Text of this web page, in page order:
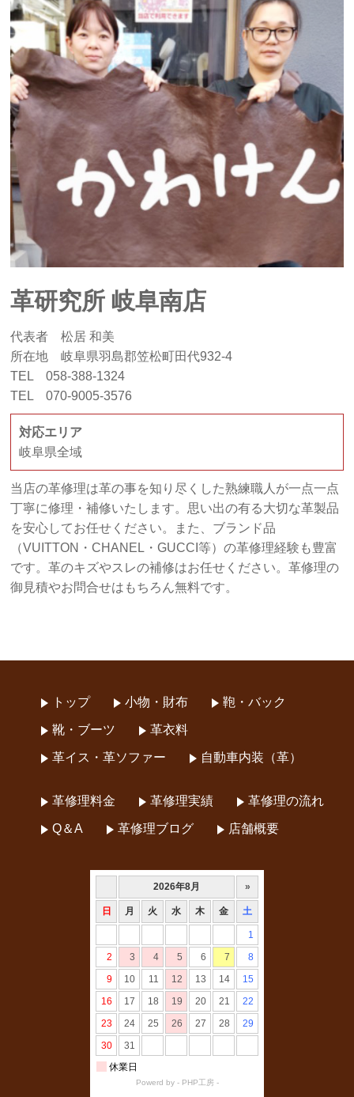
革研究所 岐阜南店
代表者 松居 和美
所在地 岐阜県羽島郡笠松町田代932-4
TEL 058-388-1324
TEL 070-9005-3576
対応エリア
岐阜県全域
当店の革修理は革の事を知り尽くした熟練職人が一点一点
丁寧に修理・補修いたします。思い出の有る大切な革製品
を安心してお任せください。また、ブランド品
（VUITTON・CHANEL・GUCCI等）の革修理経験も豊富
です。革のキズやスレの補修はお任せください。革修理の
御見積やお問合せはもちろん無料です。
トップ 小物・財布 鞄・バック
靴・ブーツ 革衣料
革イス・革ソファー 自動車内装（革）
革修理料金 革修理実績 革修理の流れ
Q＆A 革修理ブログ 店舗概要